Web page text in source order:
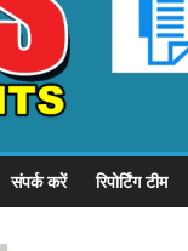
संपर्क करें रिपोर्टिंग टीम